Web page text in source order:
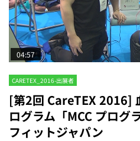
04:57
CARETEX_2016-出展者
[第2回 CareTEX 2016]
ログラム「MCC プログ
フィットジャパン